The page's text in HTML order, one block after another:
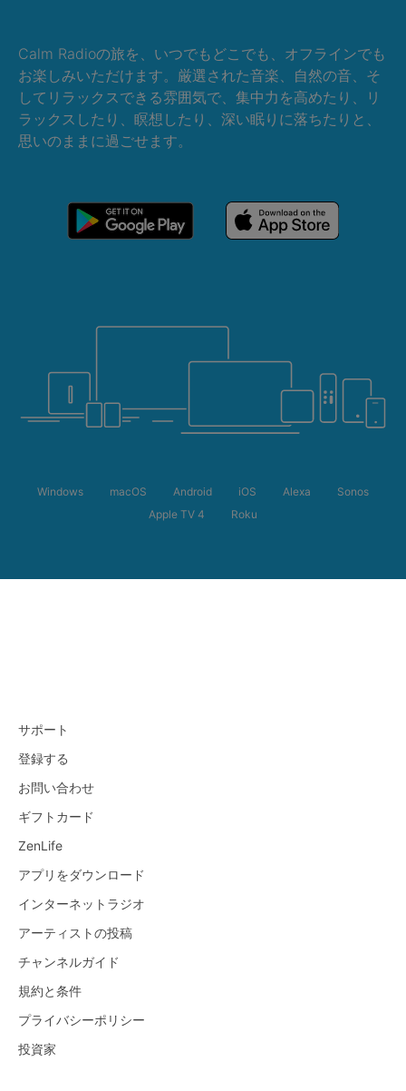
Calm Radioの旅を、いつでもどこでも、オフラインでも
お楽しみいただけます。厳選された音楽、自然の音、そ
してリラックスできる雰囲気で、集中力を高めたり、リ
ラックスしたり、瞑想したり、深い眠りに落ちたりと、
思いのままに過ごせます。
Windows macOS Android iOS Alexa
Sonos
Apple TV 4
Roku
サポート
登録する
お問い合わせ
ギフトカード
ZenLife
アプリをダウンロード
インターネットラジオ
アーティストの投稿
チャンネルガイド
規約と条件
プライバシーポリシー
投資家